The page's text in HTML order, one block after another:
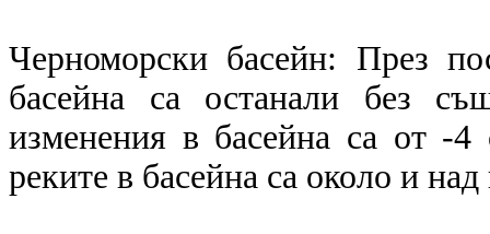
Черноморски басейн: През
басейна са останали без
изменения в басейна са от -
реките в басейна са около и